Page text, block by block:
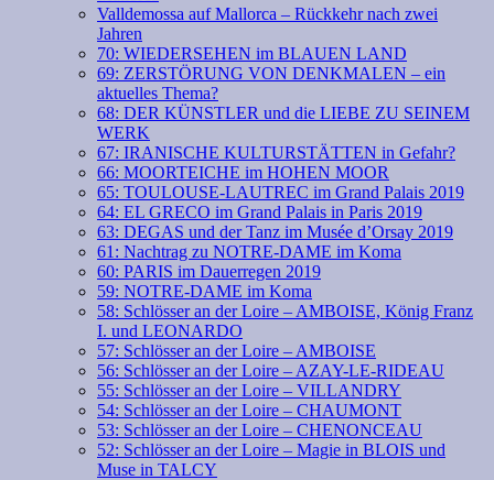
Valldemossa auf Mallorca – Rückkehr nach zwei
Jahren
70: WIEDERSEHEN im BLAUEN LAND
69: ZERSTÖRUNG VON DENKMALEN – ein
aktuelles Thema?
68: DER KÜNSTLER und die LIEBE ZU SEINEM
WERK
67: IRANISCHE KULTURSTÄTTEN in Gefahr?
66: MOORTEICHE im HOHEN MOOR
65: TOULOUSE-LAUTREC im Grand Palais 2019
64: EL GRECO im Grand Palais in Paris 2019
63: DEGAS und der Tanz im Musée d’Orsay 2019
61: Nachtrag zu NOTRE-DAME im Koma
60: PARIS im Dauerregen 2019
59: NOTRE-DAME im Koma
58: Schlösser an der Loire – AMBOISE, König Franz
I. und LEONARDO
57: Schlösser an der Loire – AMBOISE
56: Schlösser an der Loire – AZAY-LE-RIDEAU
55: Schlösser an der Loire – VILLANDRY
54: Schlösser an der Loire – CHAUMONT
53: Schlösser an der Loire – CHENONCEAU
52: Schlösser an der Loire – Magie in BLOIS und
Muse in TALCY